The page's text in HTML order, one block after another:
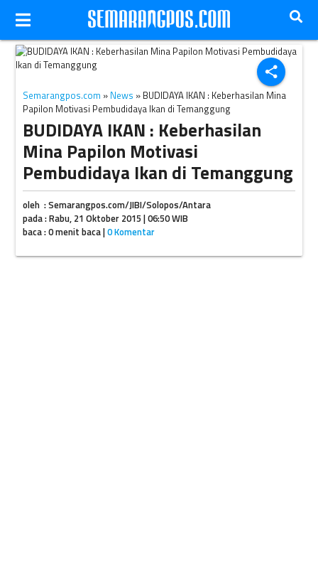
share
Ilustrasi (JIBI/dok)
Semarangpos.com » News » BUDIDAYA IKAN : Keberhasilan Mina
Papilon Motivasi Pembudidaya Ikan di Temanggung
BUDIDAYA IKAN : Keberhasilan
Mina Papilon Motivasi
Pembudidaya Ikan di Temanggung
oleh : Semarangpos.com/JIBI/Solopos/Antara
pada : Rabu, 21 Oktober 2015 | 06:50 WIB
baca : 0 menit baca |0 Komentar